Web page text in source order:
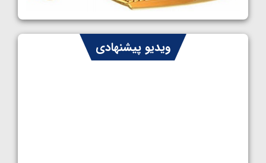
سوم برای ایران
1405/05/07
ایران چشم به راه چهار مدال در پنج وزن دوم
کشتی فرنگی نوجوانان جهانویدیو پیشنهادی